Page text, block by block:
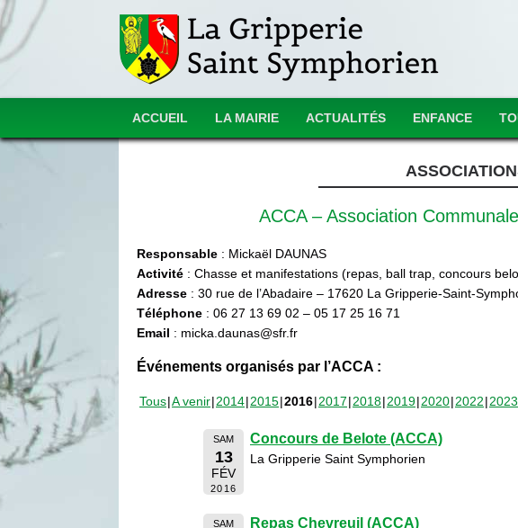
ACCUEIL LA MAIRIE ACTUALITÉS ENFANCE
ACCA – Association
Responsable : Mickaël DAUNAS
Activité : Chasse et manifestations (repas, ball trap, concours
Adresse : 30 rue de l’Abadaire – 17620 La Gripperie-Saint-
Téléphone : 06 27 13 69 02 – 05 17 25 16 71
Email : micka.daunas@sfr.fr
Événements organisés par l’ACCA :
Tous A venir 2014 2015 2016 2017 2018 2019 2020 2022 2023
SAM
13
FÉV
2016
Concours de Belote (ACCA)
La Gripperie Saint Symphorien
SAM Repas Chevreuil (ACCA)